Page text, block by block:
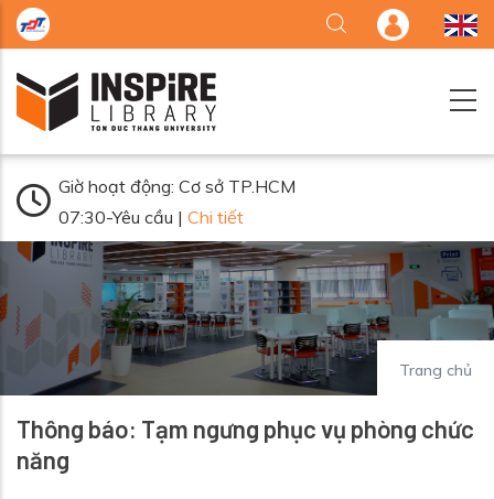
Nhảy đến nội dung
Giờ hoạt động: Cơ sở TP.HCM
07:30-Yêu cầu | Chi tiết
Trang chủ
Thông báo: Tạm ngưng phục vụ phòng chức
năng